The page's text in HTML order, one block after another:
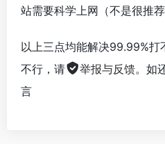
站需要科学上网（不是很推荐
以上三点均能解决99.99%打
不行，请
举报与反馈。如
言